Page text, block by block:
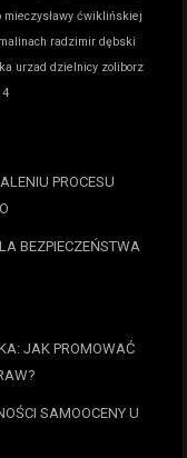
ćwiklińskiej
radzimir dębski
urzad dzielnicy zoliborz
PROCESU
BEZPIECZEŃSTWA
JAK PROMOWAĆ
SAMOOCENY U